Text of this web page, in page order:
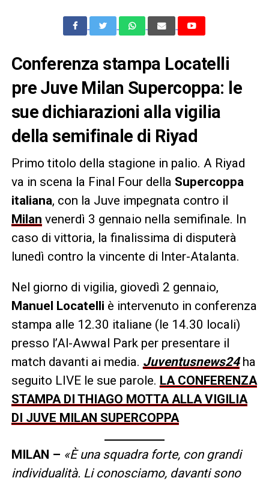
Conferenza stampa Locatelli
pre Juve Milan Supercoppa: le
sue dichiarazioni alla vigilia
della semifinale di Riyad
Primo titolo della stagione in palio. A Riyad
va in scena la Final Four della Supercoppa
italiana, con la Juve impegnata contro il
Milan venerdì 3 gennaio nella semifinale. In
caso di vittoria, la finalissima di disputerà
lunedì contro la vincente di Inter-Atalanta.
Nel giorno di vigilia, giovedì 2 gennaio,
Manuel Locatelli è intervenuto in conferenza
stampa alle 12.30 italiane (le 14.30 locali)
presso l’Al-Awwal Park per presentare il
match davanti ai media. Juventusnews24ha
seguito LIVE le sue parole. LA CONFERENZA
STAMPA DI THIAGO MOTTA ALLA VIGILIA
DI JUVE MILAN SUPERCOPPA
MILAN – «È una squadra forte, con grandi
individualità. Li conosciamo, davanti sono